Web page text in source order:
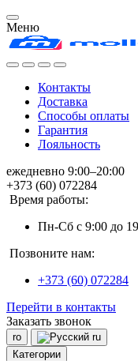
Меню
Контакты
Доставка
Способы оплаты
Гарантия
Лояльность
ежедневно 9:00–20:00
+373 (60) 072284
Время работы:
Пн-Сб с 9:00 до
Позвоните нам:
+373 (60) 072284
Перейти в контакты
Заказать звонок
ro
ru
Категории